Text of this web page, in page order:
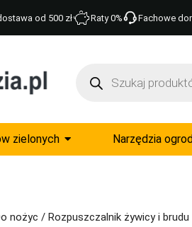
od 500 zł Raty 0% Fachowe
zielonych Narzędzia
nożyc / Rozpuszczalnik żywicy i